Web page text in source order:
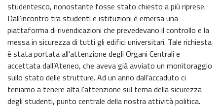
studentesco, nonostante fosse stato chiesto a più riprese.
Dall’incontro tra studenti e istituzioni è emersa una
piattaforma di rivendicazioni che prevedevano il controllo e la
messa in sicurezza di tutti gli edifici universitari. Tale richiesta
è stata portata all’attenzione degli Organi Centrali e
accettata dall’Ateneo, che aveva già avviato un monitoraggio
sullo stato delle strutture. Ad un anno dall’accaduto ci
teniamo a tenere alta l'attenzione sul tema della sicurezza
degli studenti, punto centrale della nostra attività politica.